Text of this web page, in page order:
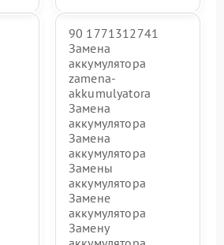
90 1771312741
Замена
аккумулятора
zamena-
akkumulyatora
Замена
аккумулятора
Замена
аккумулятора
Замены
аккумулятора
Замене
аккумулятора
Замену